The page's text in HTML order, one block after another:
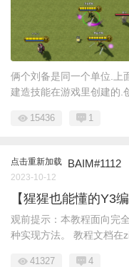
俩个刘备是同一个单位.上
建造技能在游戏里创建的.
15436 1
点击重新加载 BAIM#1112
2023-10-12
【猩猩也能懂的Y3
观前提示：本教程面向完
种实现方法。 教程文档在
41327 4